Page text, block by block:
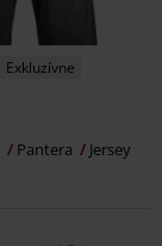
Exkluzívne
Pantera Jersey